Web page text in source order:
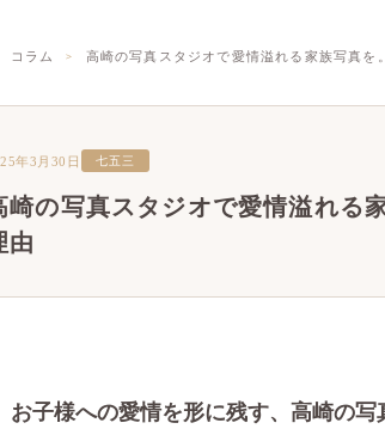
コラム 高崎の写真スタジオで愛情溢れる家族写真を
年3月30日 七五三
崎の写真スタジオで愛情溢れる
由
お子様への愛情を形に残す、高崎の写